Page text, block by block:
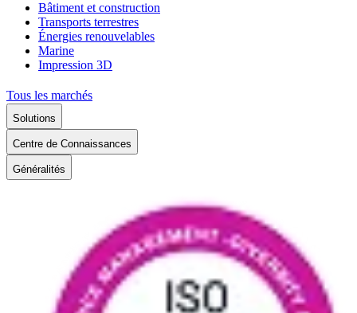
Bâtiment et construction
Transports terrestres
Énergies renouvelables
Marine
Impression 3D
Tous les marchés
Solutions
Centre de Connaissances
Généralités